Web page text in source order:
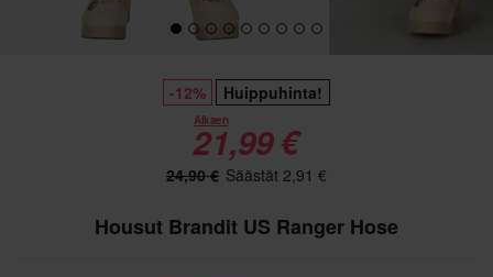
-12% Huippuhinta!
Alkaen
21,99 €
24,90 € Säästät 2,91 €
Housut Brandit US Ranger Hose